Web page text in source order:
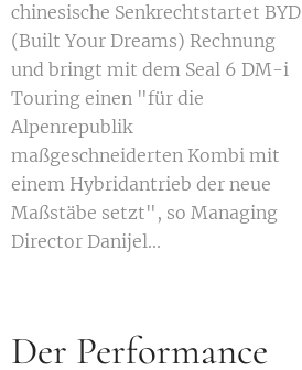
chinesische Senkrechtstartet BYD
(Built Your Dreams) Rechnung
und bringt mit dem Seal 6 DM-i
Touring einen "für die
Alpenrepublik
maßgeschneiderten Kombi mit
einem Hybridantrieb der neue
Maßstäbe setzt", so Managing
Director Danijel...
Der Performance